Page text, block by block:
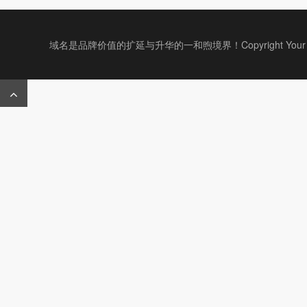
域名是品牌价值的扩延与升华的一和煦境界！Copyright